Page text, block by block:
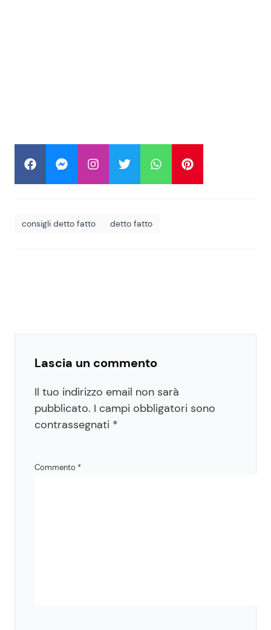
consigli detto fatto detto fatto
Lascia un commento
Il tuo indirizzo email non sarà
pubblicato. I campi obbligatori sono
contrassegnati *
Commento *